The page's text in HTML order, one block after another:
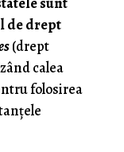
de drept
(drept
calea
folosirea